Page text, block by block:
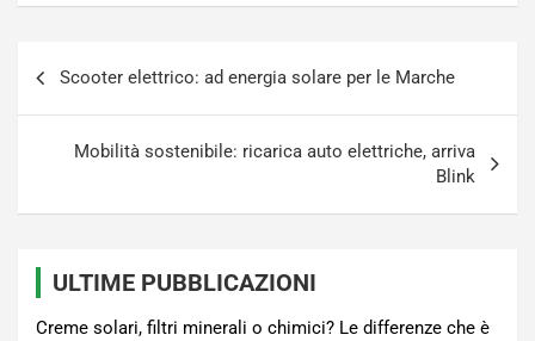
Scooter elettrico: ad energia solare per le Marche
Mobilità sostenibile: ricarica auto elettriche, arriva
Blink
ULTIME PUBBLICAZIONI
Creme solari, filtri minerali o chimici? Le differenze che è